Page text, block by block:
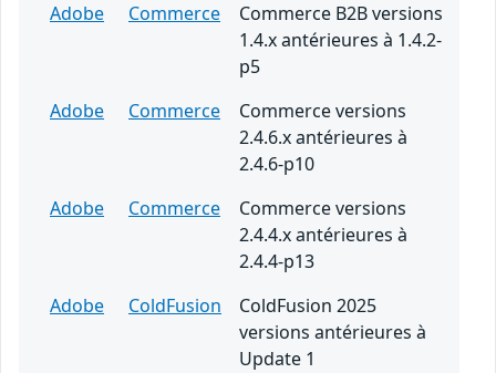
Adobe
Commerce
Commerce B2B versions
1.4.x antérieures à 1.4.2-
p5
Adobe
Commerce
Commerce versions
2.4.6.x antérieures à
2.4.6-p10
Adobe
Commerce
Commerce versions
2.4.4.x antérieures à
2.4.4-p13
Adobe
ColdFusion
ColdFusion 2025
versions antérieures à
Update 1